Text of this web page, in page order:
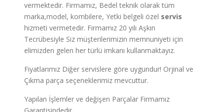
vermektedir. Firmamız, Bedel teknik olarak tüm
marka,model, kombilere, Yetki belgeli özel servis
hizmeti vermetedir. Firmamız 20 yılı Aşkın
Tecrübesiyle Siz müşterilerimizin memnuniyeti için
elimizden gelen her türlü imkanı kullanmaktayız.
Fiyatlarımız Diğer servislere göre uygundur! Orjinal ve
Çıkma parça seçeneklerimiz mevcuttur.
Yapılan İşlemler ve değişen Parçalar Firmamız